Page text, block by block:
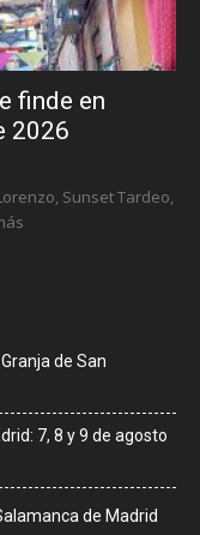
finde en
2026
Sunset Tardeo,
de San
7, 8 y 9 de agosto
de Madrid